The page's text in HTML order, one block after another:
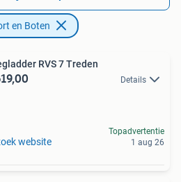
en Boten
RVS 7 Treden
Details
website
Topadvertentie
1 aug 26